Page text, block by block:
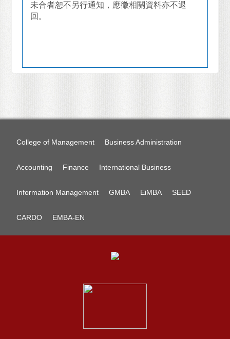
未合者恕不另行通知，應徵相關資料亦不退
回。
College of Management Business Administration
Accounting Finance International Business
Information Management GMBA EiMBA SEED
CARDO EMBA-EN